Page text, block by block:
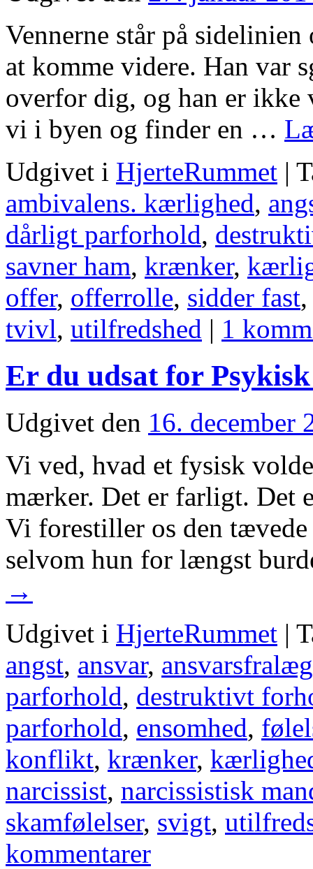
Vennerne står på sidelinien
at komme videre. Han var
overfor dig, og han er
vi i byen og finder en …
Udgivet i HjerteRummet |
ambivalens. kærlighed,
dårligt parforhold,
savner ham, krænker,
offer, offerrolle, sidder fast
tvivl, utilfredshed | 1
Er du udsat for
Udgivet den 16. december
Vi ved, hvad et fysisk
mærker. Det er farligt. Det
Vi forestiller os den
selvom hun for længst
→
Udgivet i HjerteRummet |
angst, ansvar,
parforhold, destruktivt
parforhold, ensomhed,
konflikt, krænker,
narcissist, narcissistisk
skamfølelser, svigt,
kommentarer